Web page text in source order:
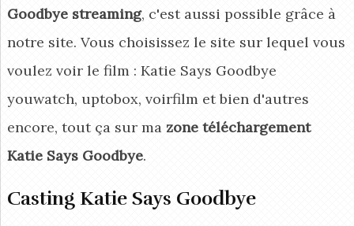
Goodbye streaming, c'est aussi possible grâce à
notre site. Vous choisissez le site sur lequel vous
voulez voir le film : Katie Says Goodbye
youwatch, uptobox, voirfilm et bien d'autres
encore, tout ça sur ma zone téléchargement
Katie Says Goodbye.
Casting Katie Says Goodbye